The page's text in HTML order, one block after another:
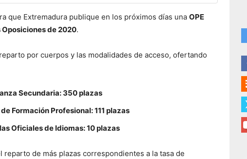
que Extremadura publique en los próximos días una OPE
de 2020.
por cuerpos y las modalidades de acceso, ofertando
Secundaria: 350 plazas
Formación Profesional: 111 plazas
Oficiales de Idiomas: 10 plazas
de más plazas correspondientes a la tasa de